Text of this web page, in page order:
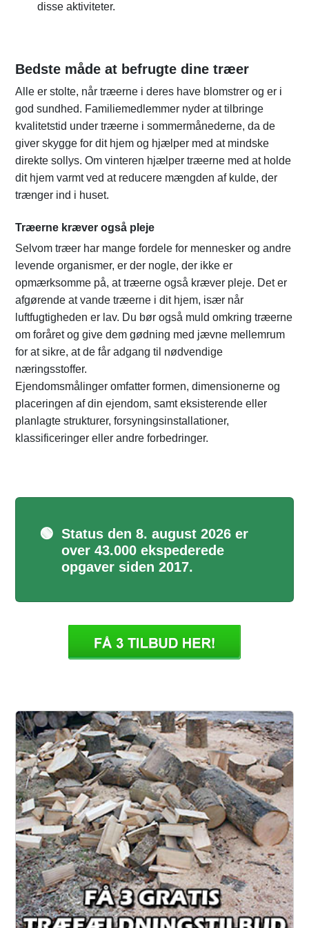
disse aktiviteter.
Bedste måde at befrugte dine træer
Alle er stolte, når træerne i deres have blomstrer og er i
god sundhed. Familiemedlemmer nyder at tilbringe
kvalitetstid under træerne i sommermånederne, da de
giver skygge for dit hjem og hjælper med at mindske
direkte sollys. Om vinteren hjælper træerne med at holde
dit hjem varmt ved at reducere mængden af kulde, der
trænger ind i huset.
Træerne kræver også pleje
Selvom træer har mange fordele for mennesker og andre
levende organismer, er der nogle, der ikke er
opmærksomme på, at træerne også kræver pleje. Det er
afgørende at vande træerne i dit hjem, især når
luftfugtigheden er lav. Du bør også muld omkring træerne
om foråret og give dem gødning med jævne mellemrum
for at sikre, at de får adgang til nødvendige
næringsstoffer.
Ejendomsmålinger omfatter formen, dimensionerne og
placeringen af din ejendom, samt eksisterende eller
planlagte strukturer, forsyningsinstallationer,
klassificeringer eller andre forbedringer.
🟢 Status den 8. august 2026 er
over 43.000 ekspederede
opgaver siden 2017.